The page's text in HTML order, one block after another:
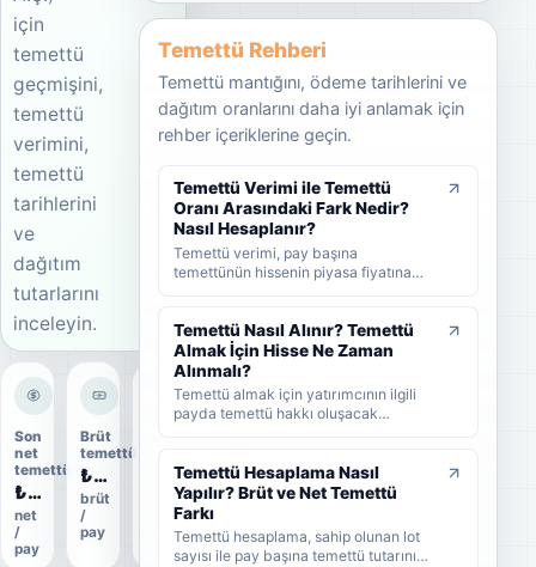
için
temettü
geçmişini,
temettü
verimini,
temettü
tarihlerini
ve
dağıtım
tutarlarını
inceleyin.
Son
net
temettü
₺0,90
net
/
pay
Brüt
temettü
₺1,00
brüt
/
pay
6%
ödeme
oranı
Temettü Rehberi
Temettü mantığını, ödeme tarihlerini ve
dağıtım oranlarını daha iyi anlamak için
rehber içeriklerine geçin.
Temettü Verimi ile Temettü
Oranı Arasındaki Fark Nedir?
Nasıl Hesaplanır?
Temettü verimi, pay başına
temettünün hissenin piyasa fiyatına
dağıtıldığını gösterir. KAP'ta görülen
kâr payı oranı ise çoğunlukla 1 TL
nominal değere göre hesaplanan ayrı
bir yüzdedir. Bu rehberde temettü
verimi, dağıtım oranı ve KAP temettü
oranı arasındaki farkları formüller ve
Temettü Nasıl Alınır? Temettü
Almak İçin Hisse Ne Zaman
Alınmalı?
Temettü almak için yatırımcının ilgili
payda temettü hakkı oluşacak
alındığını, hak kullanım tarihi, kayıt
tarihi ve ödeme tarihi arasındaki farkı
ve yatırımcıların nelere dikkat etmesi
gerektiğini sade şekilde bulabilirsiniz.
Temettü Hesaplama Nasıl
Yapılır? Brüt ve Net Temettü
Farkı
Temettü hesaplama, sahip olunan lot
sayısı ile pay başına temettü tutarının